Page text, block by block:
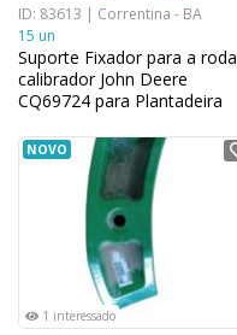
ID: 83613 | Correntina - BA
15 un
Suporte Fixador para a roda
calibrador John Deere
CQ69724 para Plantadeira
NOVO
1 interessado